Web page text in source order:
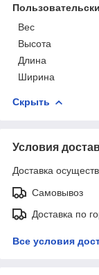
Вес
Высота
Длина
Ширина
Скрыть
Условия
Доставка
Самовывоз
Доставка по
Все условия